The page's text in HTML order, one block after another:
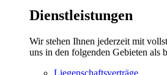
Dienstleistungen
Wir stehen Ihnen jederzeit mit
uns in den folgenden Gebieten als
Liegenschaftsverträge